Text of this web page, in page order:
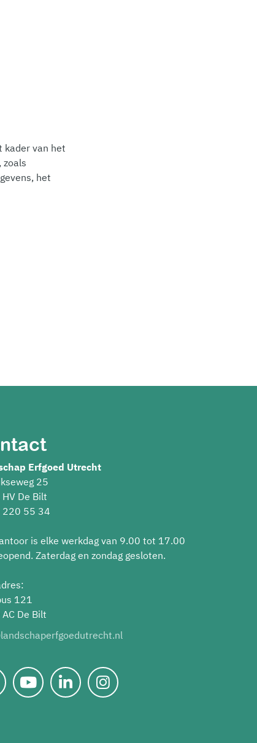
kader van het
zoals
het
Erfgoed Utrecht
25
De Bilt
220 55 34
is elke werkdag van 9.00 tot 17.00
Zaterdag en zondag gesloten.
121
De Bilt